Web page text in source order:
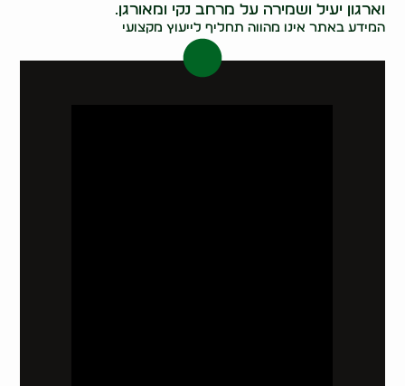
וארגון יעיל ושמירה על מרחב נקי ומאורגן.
המידע באתר אינו מהווה תחליף לייעוץ מקצועי